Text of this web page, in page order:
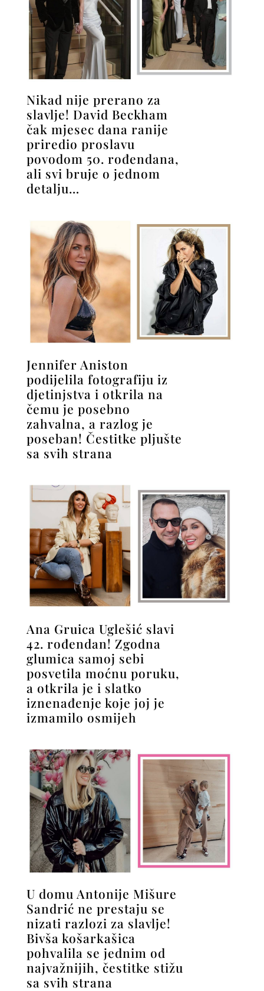
Nikad nije prerano za
slavlje! David Beckham
čak mjesec dana ranije
priredio proslavu
povodom 50. rođendana,
ali svi bruje o jednom
detalju…
Jennifer Aniston
podijelila fotografiju iz
djetinjstva i otkrila na
čemu je posebno
zahvalna, a razlog je
poseban! Čestitke pljušte
sa svih strana
Ana Gruica Uglešić slavi
42. rođendan! Zgodna
glumica samoj sebi
posvetila moćnu poruku,
a otkrila je i slatko
iznenađenje koje joj je
izmamilo osmijeh
U domu Antonije Mišure
Sandrić ne prestaju se
nizati razlozi za slavlje!
Bivša košarkašica
pohvalila se jednim od
najvažnijih, čestitke stižu
sa svih strana